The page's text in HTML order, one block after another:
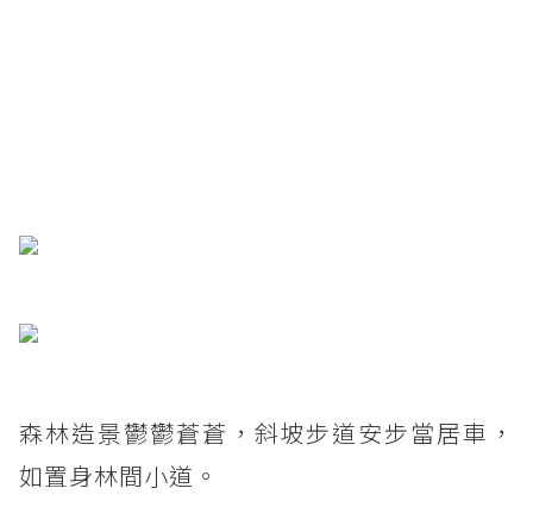
森林造景鬱鬱蒼蒼，斜坡步道安步當居車，
如置身林間小道。